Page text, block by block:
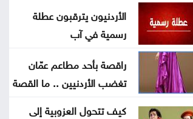
إسبانيا تهدد بإجراءات مضادة إذا
واصلت إيطاليا تعليق شنغن
خدمات المخيمات تشيد بمواقف
الأردن الداعمة للقدس وفلسطين
الأردنيون يترقبون عطلة
رسمية في آب
راقصة بأحد مطاعم عمّان
تغضب الأردنيين .. ما القصة
كيف تتحول العزوبية إلى